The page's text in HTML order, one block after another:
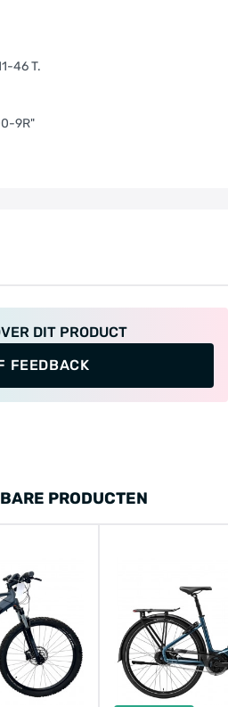
46 T.
9R"
DIT PRODUCT
FEEDBACK
PRODUCTEN